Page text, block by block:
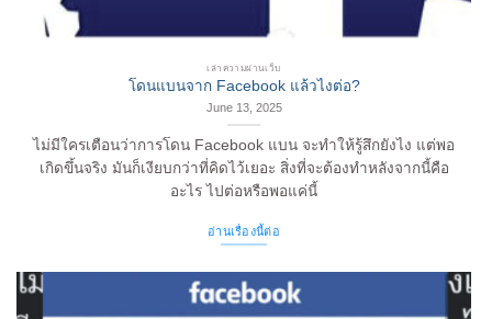
เล่าความผ่านเว็บ
โดนแบนจาก Facebook แล้วไงต่อ?
June 13, 2025
ไม่มีใครเตือนว่าการโดน Facebook แบน จะทำให้รู้สึกยังไง แต่พอ
เกิดขึ้นจริง มันก็เงียบกว่าที่คิดไว้เยอะ สิ่งที่จะต้องทำหลังจากนี้คือ
อะไร ไปต่อหรือพอแค่นี้
อ่านเรื่องนี้ต่อ